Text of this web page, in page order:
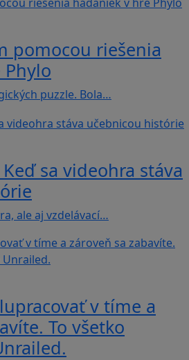
pomocou riešenia
puzzle. Bola…
sa videohra stáva
ale aj vzdelávací…
v tíme a
To všetko